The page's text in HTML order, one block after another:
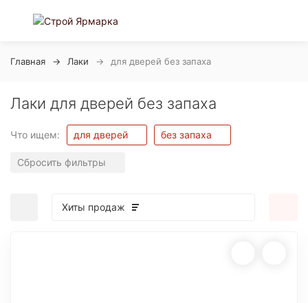
Главная Лаки для дверей без запаха
Лаки для дверей без запаха
Что ищем: для дверей без запаха
Сбросить фильтры
Хиты продаж